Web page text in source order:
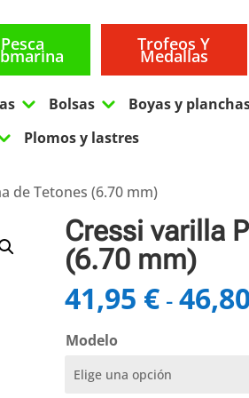
Pesca Trofeos Y
Medallas
3 Bolsas 3 Boyas y
Plomos y lastres
de Tetones (6.70 mm)
Cressi varilla
(6.70 mm)
41,95 € -
Modelo